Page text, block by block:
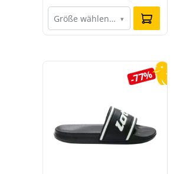
Größe wählen… ▾
Produktgalerie überspringen
-77%